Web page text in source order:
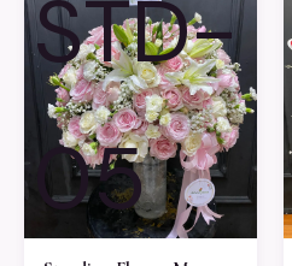
STD-
05